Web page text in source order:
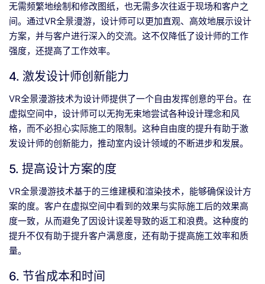
无需频繁地绘制和修改图纸，也无需多次往返于现场和客户之
间。通过VR全景漫游，设计师可以更加直观、高效地展示设计
方案，并与客户进行深入的交流。这不仅降低了设计师的工作
强度，还提高了工作效率。
4. 激发设计师创新能力
VR全景漫游技术为设计师提供了一个自由发挥创意的平台。在
虚拟空间中，设计师可以无拘无束地尝试各种设计理念和风
格，而不必担心实际施工的限制。这种自由度的提升有助于激
发设计师的创新能力，推动室内设计领域的不断进步和发展。
5. 提高设计方案的度
VR全景漫游技术基于的三维建模和渲染技术，能够确保设计方
案的度。客户在虚拟空间中看到的效果与实际施工后的效果高
度一致，从而避免了因设计误差导致的返工和浪费。这种度的
提升不仅有助于提升客户满意度，还有助于提高施工效率和质
量。
6. 节省成本和时间